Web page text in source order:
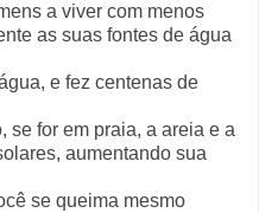
a viver com menos
as suas fontes de água
e fez centenas de
se for em praia, a areia e a
aumentando sua
se queima mesmo